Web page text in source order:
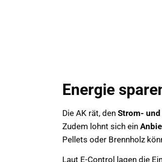
Energie
Die AK rät, den Strom- und
Zudem lohnt sich ein
Pellets oder Brennholz
Laut E-Control lagen die